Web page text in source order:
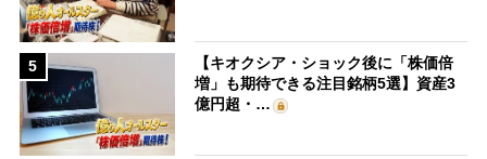
5
【キオクシア・ショック後に「株価倍
増」も期待できる注目銘柄5選】資産3
億円超・…